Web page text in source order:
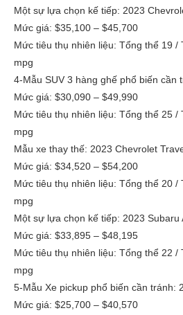
Một sự lựa chọn kế tiếp: 2023
Mức giá: $35,100 – $45,700
Mức tiêu thụ nhiên liệu: Tổng thể 19 /
mpg
4-Mẫu SUV 3 hàng ghế phổ biến cần
Mức giá: $30,090 – $49,990
Mức tiêu thụ nhiên liệu: Tổng thể 25 /
mpg
Mẫu xe thay thế: 2023 Chevrolet
Mức giá: $34,520 – $54,200
Mức tiêu thụ nhiên liệu: Tổng thể 20 /
mpg
Một sự lựa chọn kế tiếp: 2023 Subaru
Mức giá: $33,895 – $48,195
Mức tiêu thụ nhiên liệu: Tổng thể 22 /
mpg
5-Mẫu Xe pickup phổ biến cần tránh:
Mức giá: $25,700 – $40,570